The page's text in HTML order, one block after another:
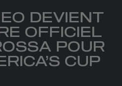
DEVIENT
OFFICIEL
POUR
CUP